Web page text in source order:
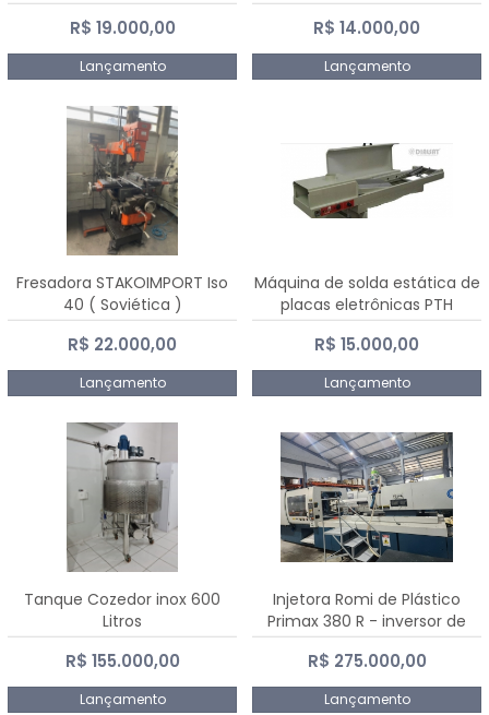
R$ 19.000,00
Lançamento
R$ 14.000,00
Lançamento
Fresadora STAKOIMPORT Iso
40 ( Soviética )
R$ 22.000,00
Lançamento
Máquina de solda estática de
placas eletrônicas PTH
DIALSAT
R$ 15.000,00
Lançamento
Tanque Cozedor inox 600
Litros
R$ 155.000,00
Lançamento
Injetora Romi de Plástico
Primax 380 R - inversor de
frequência NR 12 - 2008
R$ 275.000,00
Lançamento